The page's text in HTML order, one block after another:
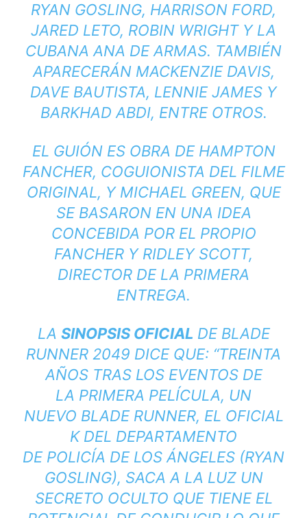
RYAN GOSLING, HARRISON FORD,
JARED LETO, ROBIN WRIGHT Y LA
CUBANA ANA DE ARMAS. TAMBIÉN
APARECERÁN MACKENZIE DAVIS,
DAVE BAUTISTA, LENNIE JAMES Y
BARKHAD ABDI, ENTRE OTROS.
EL GUIÓN ES OBRA DE HAMPTON
FANCHER, COGUIONISTA DEL FILME
ORIGINAL, Y MICHAEL GREEN, QUE
SE BASARON EN UNA IDEA
CONCEBIDA POR EL PROPIO
FANCHER Y RIDLEY SCOTT,
DIRECTOR DE LA PRIMERA
ENTREGA.
LA SINOPSIS OFICIAL DE BLADE
RUNNER 2049 DICE QUE: “TREINTA
AÑOS TRAS LOS EVENTOS DE
LA PRIMERA PELÍCULA, UN
NUEVO BLADE RUNNER, EL OFICIAL
K DEL DEPARTAMENTO
DE POLICÍA DE LOS ÁNGELES (RYAN
GOSLING), SACA A LA LUZ UN
SECRETO OCULTO QUE TIENE EL